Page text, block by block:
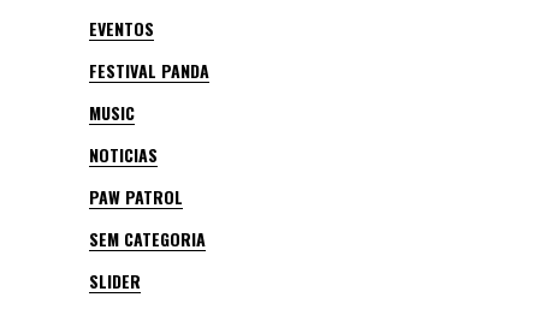
EVENTOS
FESTIVAL PANDA
MUSIC
NOTICIAS
PAW PATROL
SEM CATEGORIA
SLIDER